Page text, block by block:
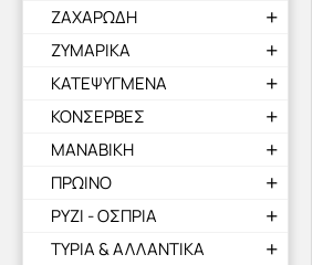
ΖΑΧΑΡΩΔΗ
ΖΥΜΑΡΙΚΑ
ΚΑΤΕΨΥΓΜΕΝΑ
ΚΟΝΣΕΡΒΕΣ
ΜΑΝΑΒΙΚΗ
ΠΡΩΙΝΟ
ΡΥΖΙ - ΟΣΠΡΙΑ
ΤΥΡΙΑ & ΑΛΛΑΝΤΙΚΑ